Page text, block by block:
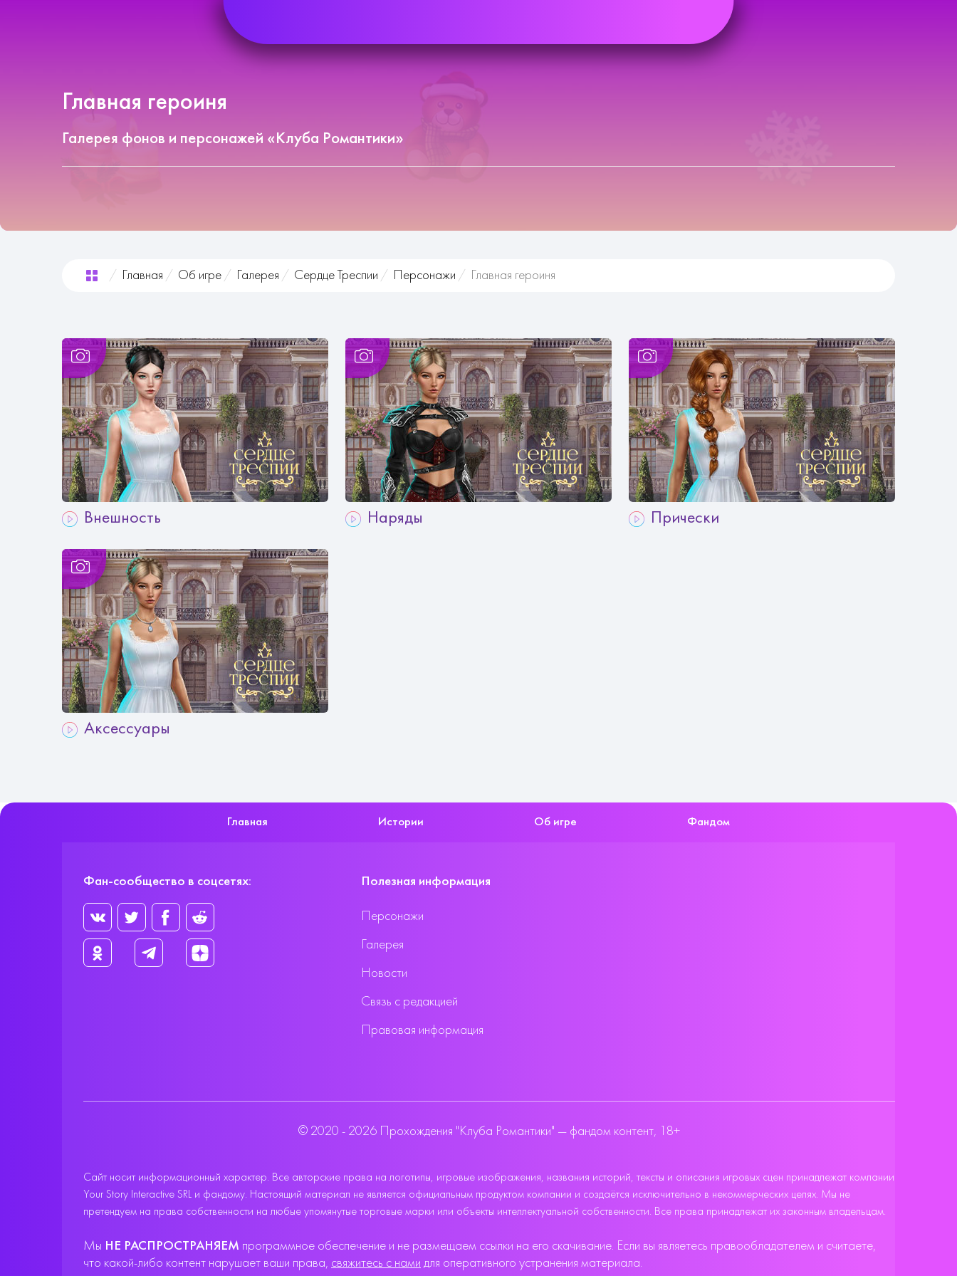
Главная героиня
Галерея фонов и персонажей «Клуба Романтики»
Главная Об игре Галерея Сердце Треспии Персонажи Главная героиня
Внешность Наряды Прически
Аксессуары
Главная Истории Об игре Фандом
Фан-сообщество в соцсетях: Полезная информация
Персонажи
Галерея
Новости
Связь с редакцией
Правовая информация
© 2020 - 2026 Прохождения "Клуба Романтики" — фандом контент, 18+
Сайт носит информационный характер. Все авторские права на логотипы, игровые изображения, названия историй, тексты и описания игровых сцен принадлежат компании
Your Story Interactive SRL и фандому. Настоящий материал не является официальным продуктом компании и создаётся исключительно в некоммерческих целях. Мы не
претендуем на права собственности на любые упомянутые торговые марки или объекты интеллектуальной собственности. Все права принадлежат их законным владельцам.
Мы НЕ РАСПРОСТРАНЯЕМ программное обеспечение и не размещаем ссылки на его скачивание. Если вы являетесь правообладателем и считаете,
что какой-либо контент нарушает ваши права, свяжитесь с нами для оперативного устранения материала.